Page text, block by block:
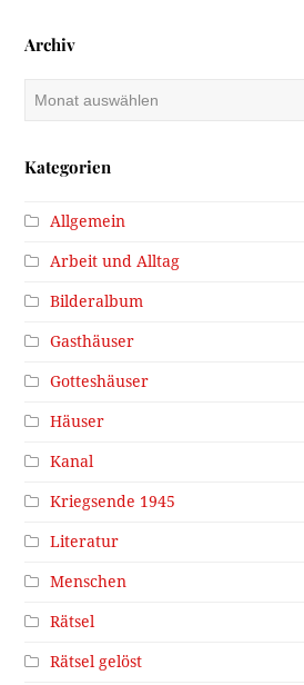
Archiv
Kategorien
Allgemein
Arbeit und Alltag
Bilderalbum
Gasthäuser
Gotteshäuser
Häuser
Kanal
Kriegsende 1945
Literatur
Menschen
Rätsel
Rätsel gelöst